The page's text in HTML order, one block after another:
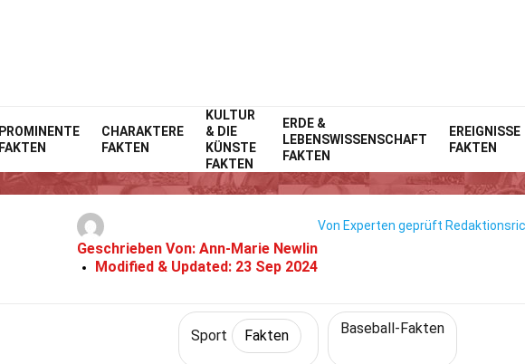
PROMINENTE
FAKTEN
CHARAKTERE
FAKTEN
KULTUR
& DIE
KÜNSTE
FAKTEN
ERDE &
LEBENSWISSENSCHAFT
FAKTEN
EREIGNISSE
FAKTEN
Home LebensstilFakten Fakten
30 Fakten Über Yusei Kikuchi
Geschrieben Von: Ann-Marie Newlin
Modified & Updated: 23 Sep 2024
Von Experten geprüft
Sport Fakten Baseball-Fakten